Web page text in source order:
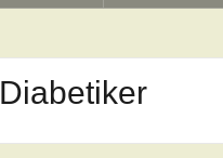
Diabetiker